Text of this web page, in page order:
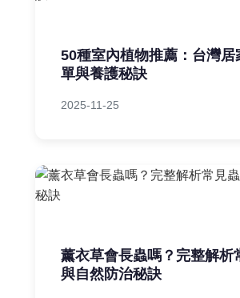
50種室內植物推薦：台灣居
單與養護秘訣
2025-11-25
薰衣草會長蟲嗎？完整解析
與自然防治秘訣